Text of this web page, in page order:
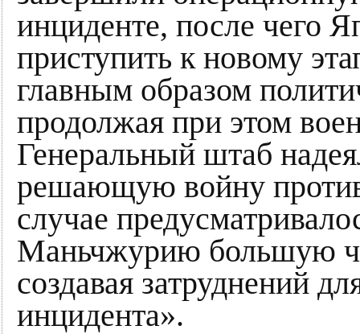
инциденте, после чего
приступить к новому
главным образом
продолжая при этом
Генеральный штаб
решающую войну
случае
Маньчжурию большую
создавая затруднений
инцидента».